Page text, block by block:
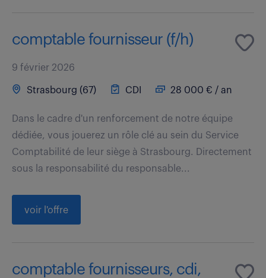
comptable fournisseur (f/h)
9 février 2026
Strasbourg (67) CDI 28 000 € / an
Dans le cadre d'un renforcement de notre équipe
dédiée, vous jouerez un rôle clé au sein du Service
Comptabilité de leur siège à Strasbourg. Directement
sous la responsabilité du responsable...
voir l'offre
comptable fournisseurs, cdi,